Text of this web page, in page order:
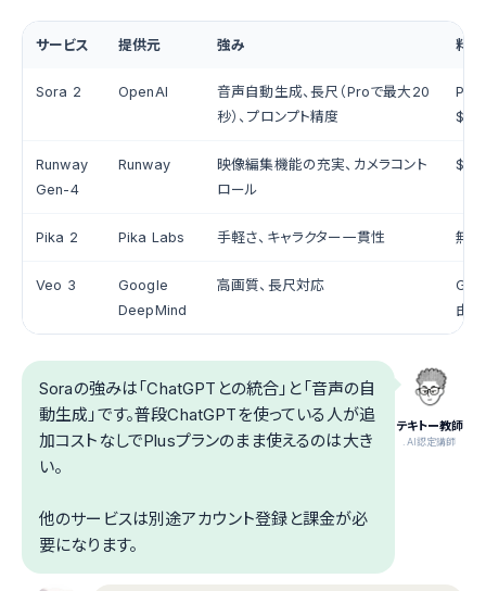
サービス 提供元 強み 料
Sora 2 OpenAI
音声自動生成、長尺（Proで最大20
秒）、プロンプト精度
Runway
Gen-4
Runway
映像編集機能の充実、カメラコント
ロール
$15
Pika 2 Pika Labs 手軽さ、キャラクター一貫性 無
Veo 3
Google
DeepMind
高画質、長尺対応
由
テキトー教師
.AI認定講師
Soraの強みは「ChatGPTとの統合」と「音声の自
動生成」です。普段ChatGPTを使っている人が追
加コストなしでPlusプランのまま使えるのは大き
い。
他のサービスは別途アカウント登録と課金が必
要になります。